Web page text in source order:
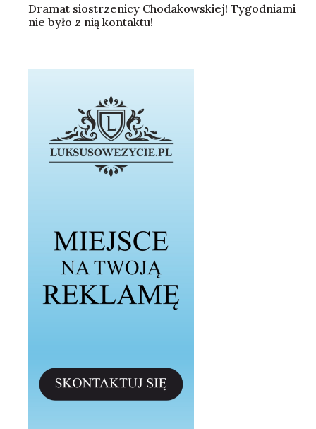
Dramat siostrzenicy Chodakowskiej! Tygodniami
nie było z nią kontaktu!